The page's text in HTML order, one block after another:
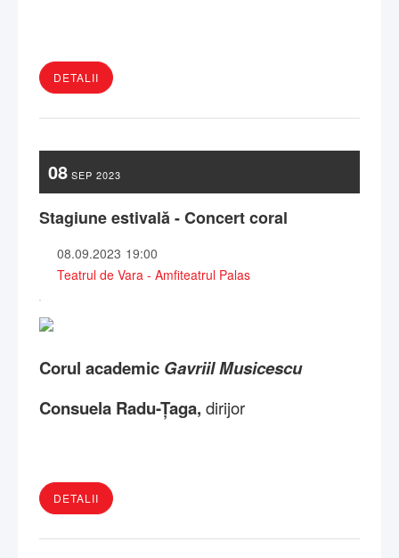
DETALII
08 SEP 2023
Stagiune estivală - Concert coral
08.09.2023 19:00
Teatrul de Vara - Amfiteatrul Palas
Corul academic Gavriil Musicescu
Consuela Radu-Țaga, dirijor
DETALII